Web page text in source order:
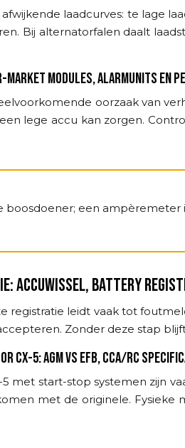
laadcurves: te lage
Bij alternatorfalen daalt
MODULES, ALARMUNITS EN
oorzaak van
lege accu kan zorgen.
boosdoener; een
ACCUWISSEL, BATTERY
registratie leidt vaak tot
Zonder deze stap
CX-5: AGM VS EFB, CCA/RC
5 met start-stop systemen zijn
met de originele.